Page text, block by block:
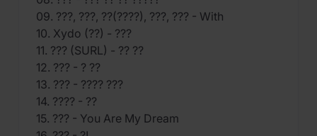
09. ???, ???, ??(????), ???, ??? - With
10. Xydo (??) - ???
11. ??? (SURL) - ?? ??
12. ??? - ? ??
13. ??? - ???? ???
14. ???? - ??
15. ??? - You Are My Dream